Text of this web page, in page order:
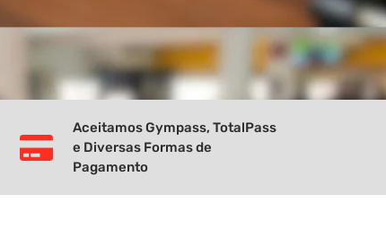
Aceitamos Gympass, TotalPass
e Diversas Formas de
Pagamento